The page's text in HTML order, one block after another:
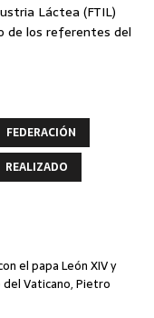
Láctea (FTIL)
de los referentes del
FEDERACIÓN
REALIZADO
el papa León XIV y
Vaticano, Pietro